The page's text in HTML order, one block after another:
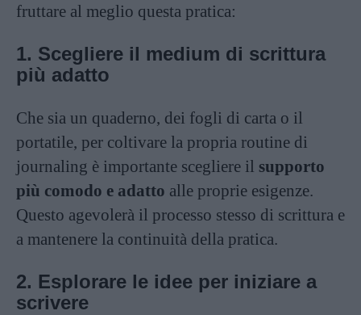
fruttare al meglio questa pratica:
1. Scegliere il medium di scrittura
più adatto
Che sia un quaderno, dei fogli di carta o il
portatile, per coltivare la propria routine di
journaling è importante scegliere il supporto
più comodo e adatto alle proprie esigenze.
Questo agevolerà il processo stesso di scrittura e
a mantenere la continuità della pratica.
2. Esplorare le idee per iniziare a
scrivere